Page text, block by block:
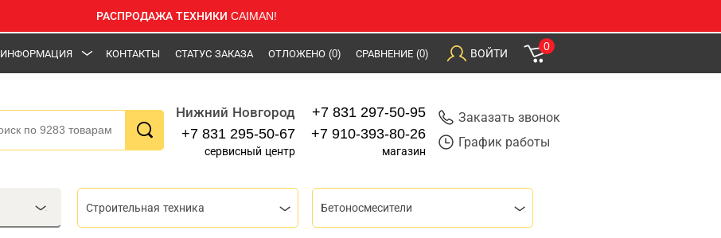
РАСПРОДАЖА ТЕХНИКИ CAIMAN!
ИНФОРМАЦИЯ КОНТАКТЫ СТАТУС ЗАКАЗА ОТЛОЖЕНО (0) СРАВНЕНИЕ (0) ВОЙТИ
0
Нижний Новгород
+7 831 295-50-67
сервисный центр
+7 831 297-50-95
+7 910-393-80-26
магазин
Заказать звонок
График работы
Строительная техника Бетоносмесители